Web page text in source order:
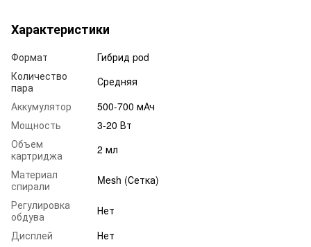
Характеристики
Формат
Гибрид pod
Количество
пара
Средняя
Аккумулятор
500-700 мАч
Мощность
3-20 Вт
Объем
картриджа
2 мл
Материал
спирали
Mesh (Сетка)
Регулировка
обдува
Нет
Дисплей
Нет